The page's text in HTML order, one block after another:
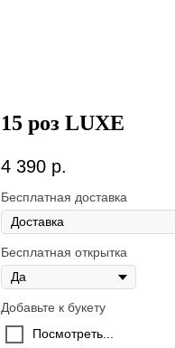
15 роз LUXE
4 390 р.
Бесплатная доставка
Бесплатная открытка
Добавьте к букету
Посмотреть...